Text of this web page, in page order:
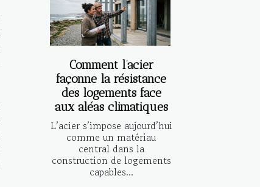
Comment l’acier
façonne la résistance
des logements face
aux aléas climatiques
L’acier s’impose aujourd’hui
comme un matériau
central dans la
construction de logements
capables...